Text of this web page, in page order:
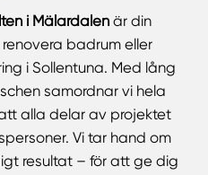
i Mälardalenär din
badrum eller
i Sollentuna. Med lång
samordnar vi hela
alla delar av projektet
Vi tar hand om
resultat – för att ge dig